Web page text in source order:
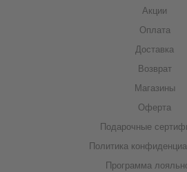
Акции
Оплата
Доставка
Возврат
Магазины
Оферта
Подарочные
Политика
Программа